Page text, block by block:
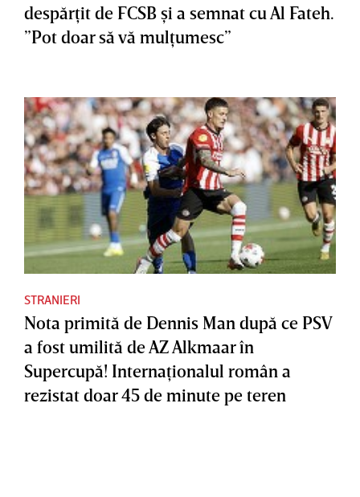
despărţit de FCSB şi a semnat cu Al Fateh.
”Pot doar să vă mulţumesc”
STRANIERI
Nota primită de Dennis Man după ce PSV
a fost umilită de AZ Alkmaar în
Supercupă! Internaţionalul român a
rezistat doar 45 de minute pe teren